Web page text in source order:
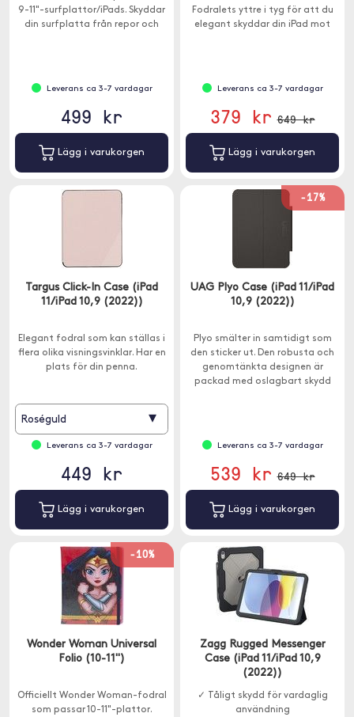
9-11"-surfplattor/iPads. Skyddar
din surfplatta från repor och
Leverans ca 3-7 vardagar
499 kr
Lägg i varukorgen
Fodralets yttre i tyg för att du
elegant skyddar din iPad mot
Leverans ca 3-7 vardagar
379 kr 649 kr
Lägg i varukorgen
Targus Click-In Case (iPad
11/iPad 10,9 (2022))
Elegant fodral som kan ställas i
flera olika visningsvinklar. Har en
plats för din penna.
Roséguld ▾
Leverans ca 3-7 vardagar
449 kr
Lägg i varukorgen
-17%
UAG Plyo Case (iPad 11/iPad
10,9 (2022))
Plyo smälter in samtidigt som
den sticker ut. Den robusta och
genomtänkta designen är
packad med oslagbart skydd
Leverans ca 3-7 vardagar
539 kr 649 kr
Lägg i varukorgen
-10%
Wonder Woman Universal
Folio (10-11")
Officiellt Wonder Woman-fodral
som passar 10-11"-plattor.
Zagg Rugged Messenger
Case (iPad 11/iPad 10,9
(2022))
✓ Tåligt skydd för vardaglig
användning